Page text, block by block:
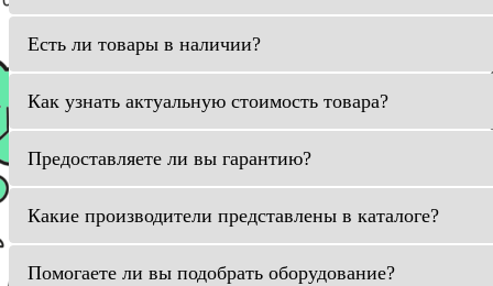
Есть ли товары в наличии?
Как узнать актуальную стоимость товара?
Предоставляете ли вы гарантию?
Какие производители представлены в каталоге?
Помогаете ли вы подобрать оборудование?